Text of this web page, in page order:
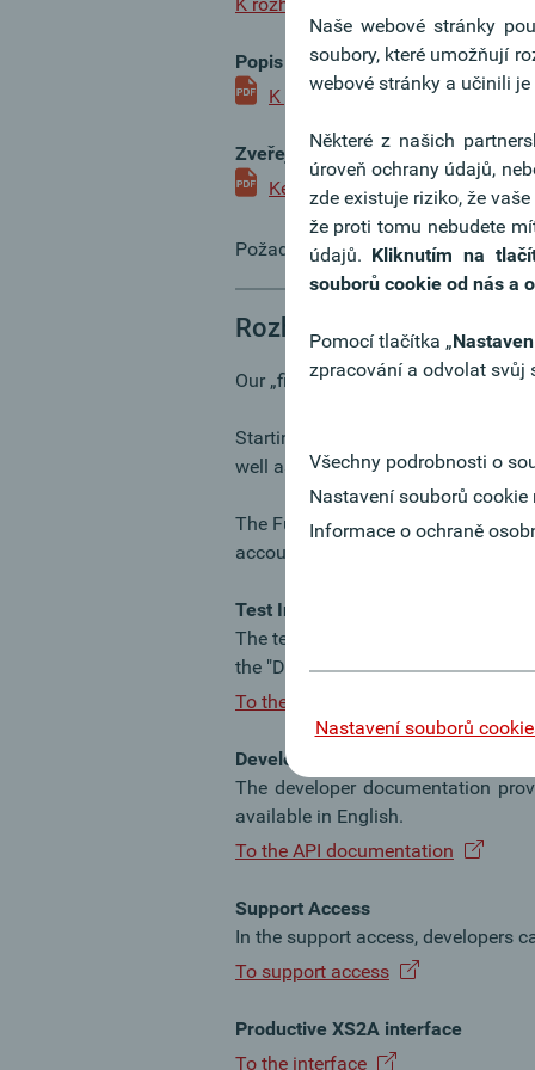
Popis XS2A Fallback
K popisu
Zveřejnění statistiky XS2A
Ke statistice
Požadavky na podporu mohou být
Rozhraní XS2A (PSD2) -
Our „finAPI XS2A API“ interfaces
Starting from 14.03.2019, the
well as payment service providers,
The Funds Check from PISP is
account, a corresponding error is
Test Interface - XS2A Sandbox
The test interface ("XS2A-
the "Developer Documentation".
To the interface
Developer documentation
The developer documentation
available in English.
To the API documentation
Support Access
In the support access, developers
To support access
Productive XS2A interface
To the interface
Naše webové stránky
soubory, které umožňují
webové stránky a učinili
Některé z našich
úroveň ochrany údajů,
zde existuje riziko, že
že proti tomu nebudete
údajů. Kliknutím na
souborů cookie od nás a
Pomocí tlačítka „
zpracování a odvolat svůj
Všechny podrobnosti o
Nastavení souborů
Informace o ochraně
Nastavení souborů